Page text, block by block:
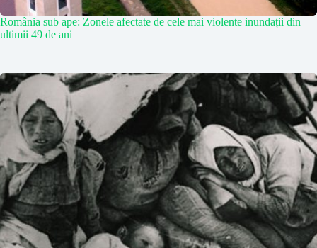
România sub ape: Zonele afectate de cele mai violente inundații din
ultimii 49 de ani